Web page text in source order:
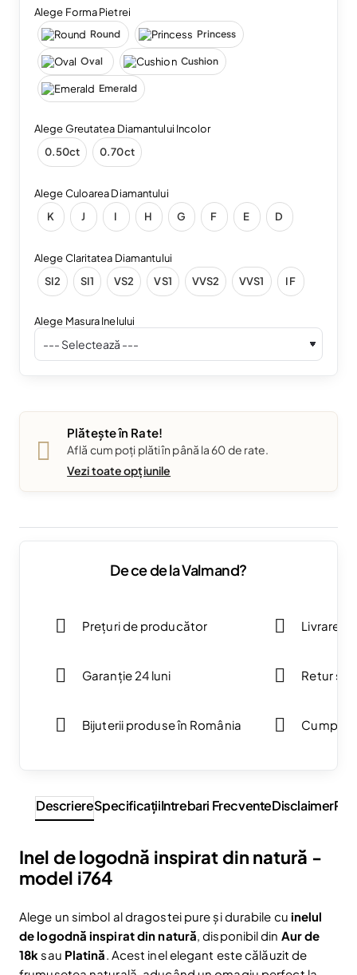
Alege Forma Pietrei
Round Princess
Oval Cushion
Emerald
Alege Greutatea Diamantului Incolor
0.50ct
0.70ct
Alege Culoarea Diamantului
K
J I H G F E D
Alege Claritatea Diamantului
SI2
SI1 VS2 VS1 VVS2 VVS1 IF
Alege Masura Inelului
Plătește în Rate!
Află cum poți plăti în până la 60 de rate.
Vezi toate opțiunile
De ce de la Valmand?
Prețuri de producător
Garanție 24 luni
Bijuterii produse în România
Livrare
Retur
DescriereSpecificaţiiIntrebari FrecventeDisclaimer
Inel de logodnă inspirat din natură -
model i764
Alege un simbol al dragostei pure și durabile cu inelul
de logodnă inspirat din natură , disponibil din Aur de
18k sau Platină . Acest inel elegant este călăuzit de